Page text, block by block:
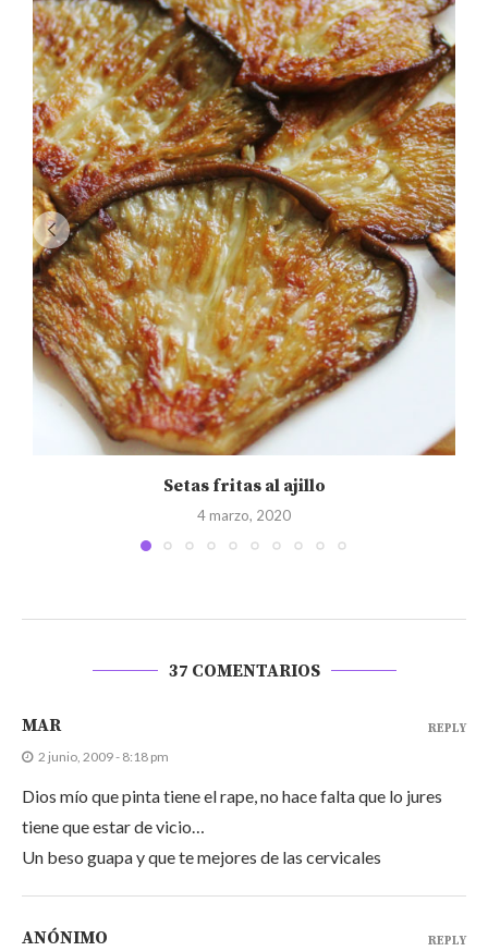
Setas fritas al ajillo
4 marzo, 2020
37 COMENTARIOS
MAR
2 junio, 2009 - 8:18 pm
Dios mío que pinta tiene el rape, no hace falta que lo jures
tiene que estar de vicio…
Un beso guapa y que te mejores de las cervicales
REPLY
ANÓNIMO REPLY